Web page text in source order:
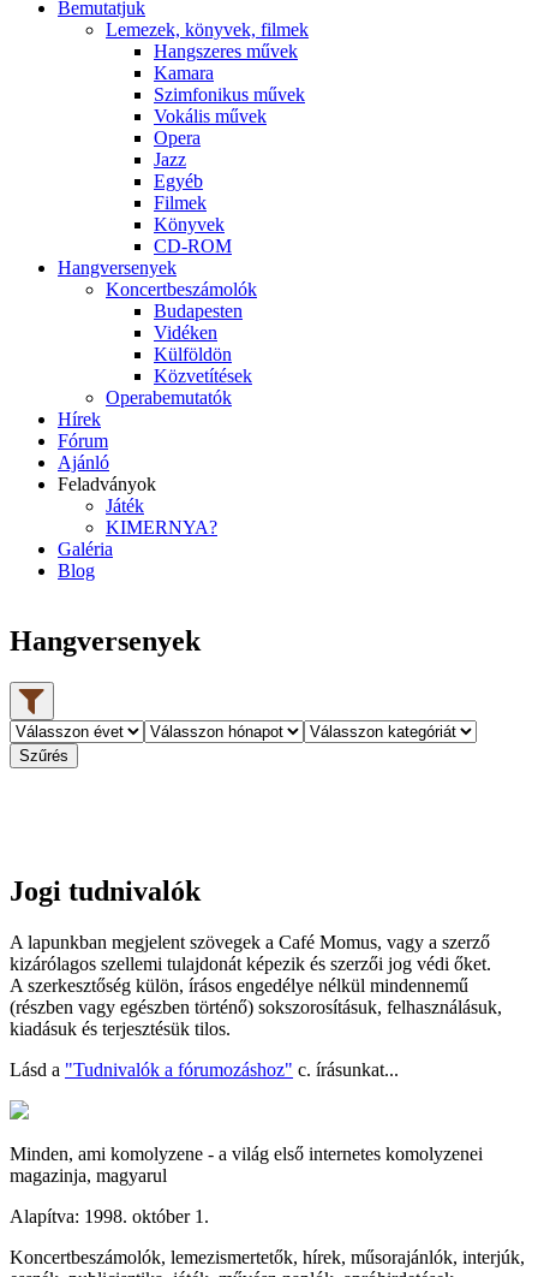
Bemutatjuk
Lemezek, könyvek, filmek
Hangszeres művek
Kamara
Szimfonikus művek
Vokális művek
Opera
Jazz
Egyéb
Filmek
Könyvek
CD-ROM
Hangversenyek
Koncertbeszámolók
Budapesten
Vidéken
Külföldön
Közvetítések
Operabemutatók
Hírek
Fórum
Ajánló
Feladványok
Játék
KIMERNYA?
Galéria
Blog
Hangversenyek

Jogi tudnivalók
A lapunkban megjelent szövegek a Café Momus, vagy a szerző
kizárólagos szellemi tulajdonát képezik és szerzői jog védi őket.
A szerkesztőség külön, írásos engedélye nélkül mindennemű
(részben vagy egészben történő) sokszorosításuk, felhasználásuk,
kiadásuk és terjesztésük tilos.
Lásd a "Tudnivalók a fórumozáshoz" c. írásunkat...
Minden, ami komolyzene - a világ első internetes komolyzenei
magazinja, magyarul
Alapítva: 1998. október 1.
Koncertbeszámolók, lemezismertetők, hírek, műsorajánlók, interjúk,